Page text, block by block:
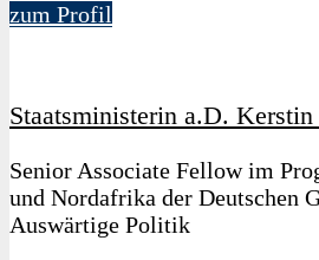
zum Profil
Staatsministerin a.D.
Senior Associate Fellow im
und Nordafrika der Deutschen
Auswärtige Politik